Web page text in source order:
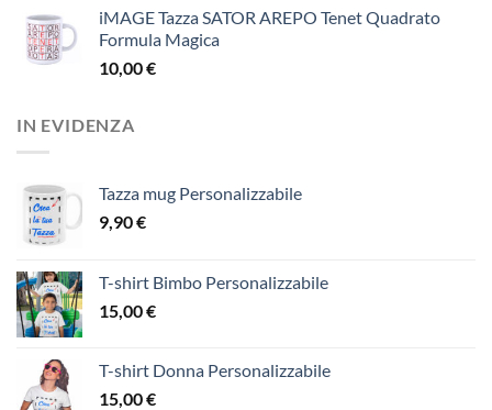
iMAGE Tazza SATOR AREPO Tenet Quadrato
Formula Magica
10,00€
IN EVIDENZA
Tazza mug Personalizzabile
9,90€
T-shirt Bimbo Personalizzabile
15,00€
T-shirt Donna Personalizzabile
15,00€